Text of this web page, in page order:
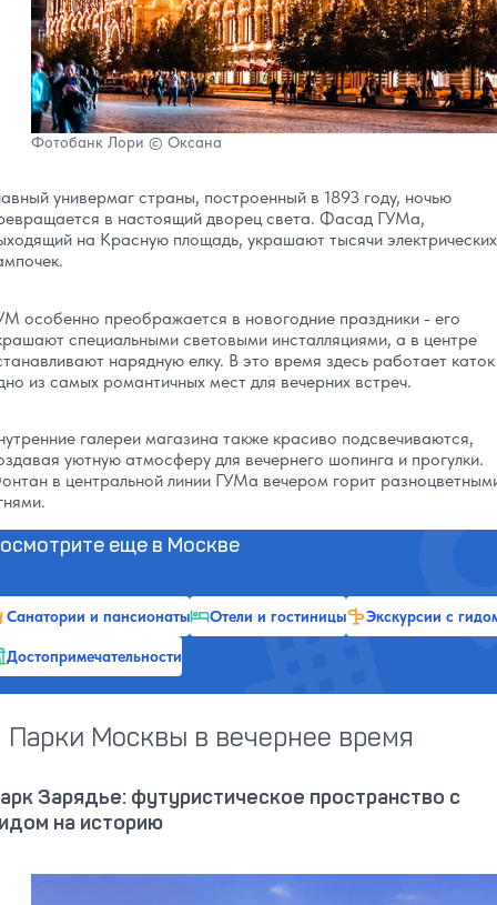
Фотобанк Лори © Оксана
универмаг страны, построенный в 1893 году, ночью
в настоящий дворец света. Фасад ГУМа,
на Красную площадь, украшают тысячи электрических
особенно преображается в новогодние праздники - его
специальными световыми инсталляциями, а в центре
нарядную елку. В это время здесь работает
из самых романтичных мест для вечерних встреч.
галереи магазина также красиво подсвечиваются,
уютную атмосферу для вечернего шопинга и прогулки.
в центральной линии ГУМа вечером горит
еще в Москве
Санатории и пансионаты Отели и гостиницы
Экскурсии с
Достопримечательности
Парки Москвы в вечернее время
Зарядье: футуристическое пространство с
на историю